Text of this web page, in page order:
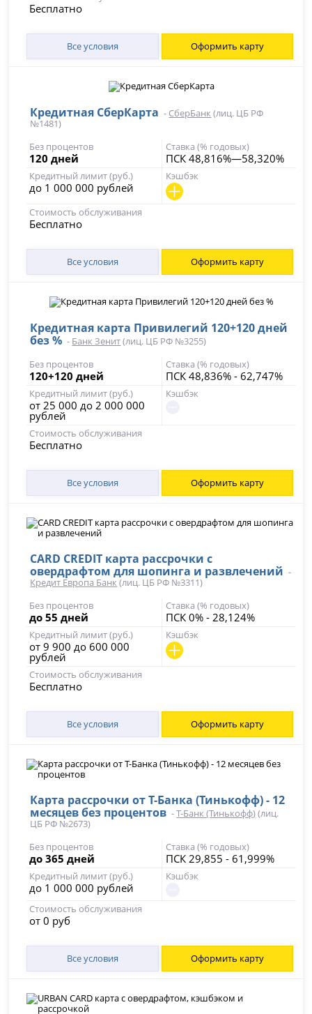
Бесплатно
Все условия Оформить карту
Кредитная СберКарта - СберБанк (лиц. ЦБ РФ
№1481)
Без процентов
120 дней
Ставка (% годовых)
ПСК 48,816%—58,320%
Кредитный лимит (руб.)
до 1 000 000 рублей
Кэшбэк
Стоимость обслуживания
Бесплатно
Все условия Оформить карту
Кредитная карта Привилегий 120+120 дней
без % - Банк Зенит(лиц. ЦБ РФ №3255)
Без процентов
120+120 дней
Ставка (% годовых)
ПСК 48,836% - 62,747%
Кредитный лимит (руб.)
от 25 000 до 2 000 000
рублей
Кэшбэк
Стоимость обслуживания
Бесплатно
Все условия Оформить карту
CARD CREDIT карта рассрочки с
овердрафтом для шопинга и развлечений -
Кредит Европа Банк (лиц. ЦБ РФ №3311)
Без процентов
до 55 дней
Ставка (% годовых)
ПСК 0% - 28,124%
Кредитный лимит (руб.)
от 9 900 до 600 000
рублей
Кэшбэк
Стоимость обслуживания
Бесплатно
Все условия Оформить карту
Карта рассрочки от Т-Банка (Тинькофф) - 12
месяцев без процентов -Т-Банк (Тинькофф)(лиц.
ЦБ РФ №2673)
Без процентов
до 365 дней
Ставка (% годовых)
ПСК 29,855 - 61,999%
Кредитный лимит (руб.)
до 1 000 000 рублей
Кэшбэк
Стоимость обслуживания
от 0 руб
Все условия Оформить карту